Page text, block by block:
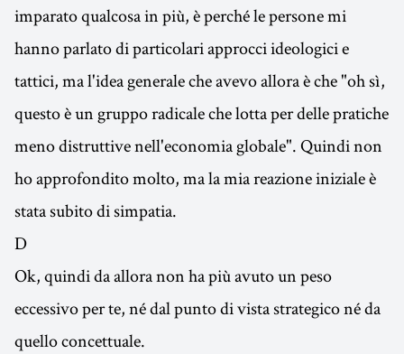
imparato qualcosa in più, è perché le persone mi
hanno parlato di particolari approcci ideologici e
tattici, ma l'idea generale che avevo allora è che "oh sì,
questo è un gruppo radicale che lotta per delle pratiche
meno distruttive nell'economia globale". Quindi non
ho approfondito molto, ma la mia reazione iniziale è
stata subito di simpatia.
D
Ok, quindi da allora non ha più avuto un peso
eccessivo per te, né dal punto di vista strategico né da
quello concettuale.